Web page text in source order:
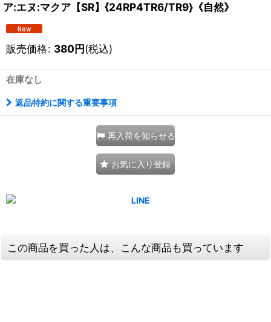
ア:エヌ:マクア【SR】{24RP4TR6/TR9}《自然》
販売価格: 380円(税込)
在庫なし
返品特約に関する重要事項
再入荷を知らせる
お気に入り登録
この商品を買った人は、こんな商品も買っています